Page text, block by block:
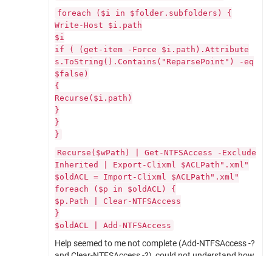
foreach ($i in $folder.subfolders) {
Write-Host $i.path
$i
if ( (get-item -Force $i.path).Attribute
s.ToString().Contains("ReparsePoint") -eq
$false)
{
Recurse($i.path)
}
}
}
Recurse($wPath) | Get-NTFSAccess -Exclude
Inherited | Export-Clixml $ACLPath".xml"
$oldACL = Import-Clixml $ACLPath".xml"
foreach ($p in $oldACL) {
$p.Path | Clear-NTFSAccess
}
$oldACL | Add-NTFSAccess
Help seemed to me not complete (Add-NTFSAccess -?